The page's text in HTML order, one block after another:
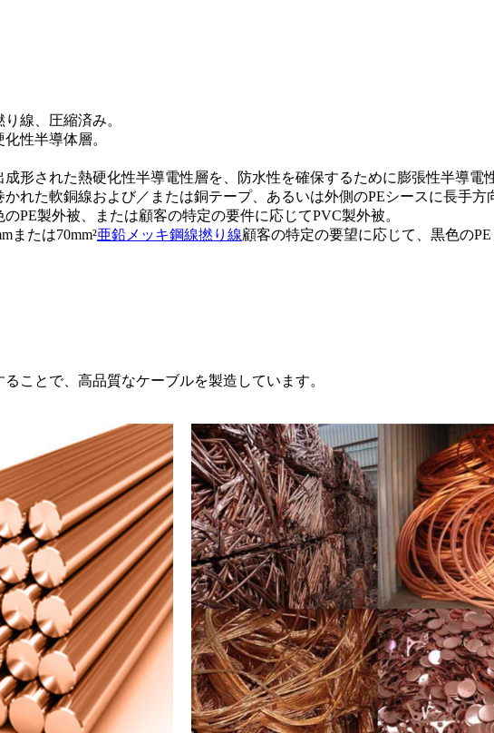
線、圧縮済み。
性半導体層。
形された熱硬化性半導電性層を、防水性を確保するために膨張性半導電
れた軟銅線および／または銅テープ、あるいは外側のPEシースに長手方
PE製外被、または顧客の特定の要件に応じてPVC製外被。
または70mm²亜鉛メッキ鋼線撚り線顧客の特​​定の要望に応じて、黒色のPE
ことで、高品質なケーブルを製造しています。